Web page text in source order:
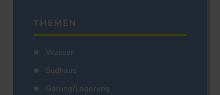
THEMEN
Wasser
Sudhaus
Gärung/Lagerung